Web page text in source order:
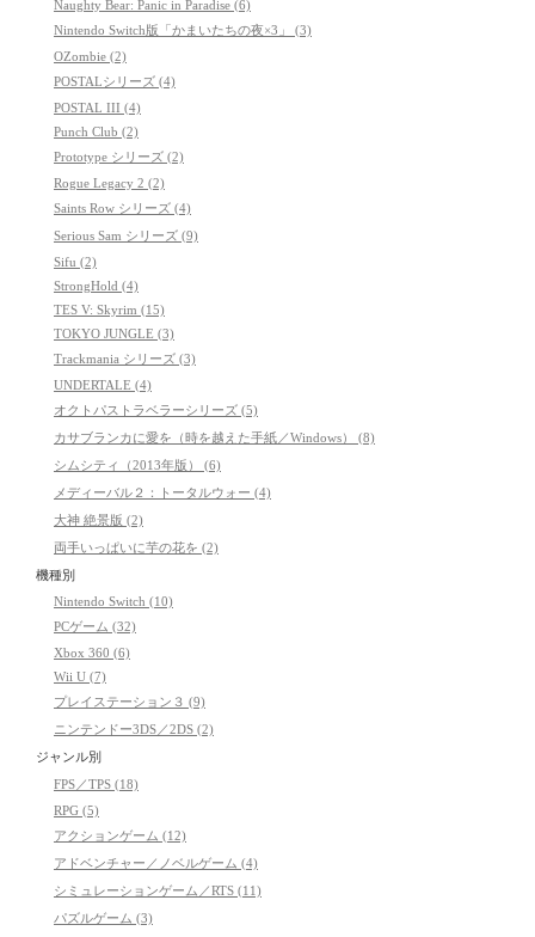
Naughty Bear: Panic in Paradise (6)
Nintendo Switch版「かまいたちの夜×3」 (3)
OZombie (2)
POSTALシリーズ (4)
POSTAL III (4)
Punch Club (2)
Prototype シリーズ (2)
Rogue Legacy 2 (2)
Saints Row シリーズ (4)
Serious Sam シリーズ (9)
Sifu (2)
StrongHold (4)
TES V: Skyrim (15)
TOKYO JUNGLE (3)
Trackmania シリーズ (3)
UNDERTALE (4)
オクトパストラベラーシリーズ (5)
カサブランカに愛を（時を越えた手紙／Windows） (8)
シムシティ（2013年版） (6)
メディーバル２：トータルウォー (4)
大神 絶景版 (2)
両手いっぱいに芋の花を (2)
機種別
Nintendo Switch (10)
PCゲーム (32)
Xbox 360 (6)
Wii U (7)
プレイステーション３ (9)
ニンテンドー3DS／2DS (2)
ジャンル別
FPS／TPS (18)
RPG (5)
アクションゲーム (12)
アドベンチャー／ノベルゲーム (4)
シミュレーションゲーム／RTS (11)
パズルゲーム (3)